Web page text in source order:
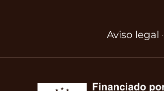
Aviso legal ·